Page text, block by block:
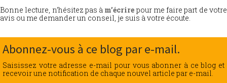
Bonne lecture, n’hésitez pas à m’écrire pour me faire part de votre
avis ou me demander un conseil, je suis à votre écoute.
Abonnez-vous à ce blog par e-mail.
Saisissez votre adresse e-mail pour vous abonner à ce blog et
recevoir une notification de chaque nouvel article par e-mail.